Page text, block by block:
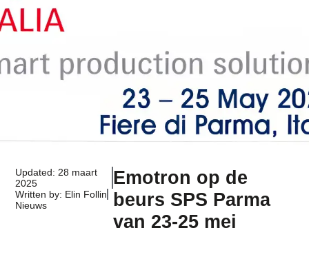
Updated: 28 maart
2025
Written by: Elin Follin
Nieuws
Emotron op de
beurs SPS Parma
van 23-25 mei